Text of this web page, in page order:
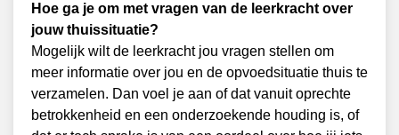
Hoe ga je om met vragen van de leerkracht over
jouw thuissituatie?
Mogelijk wilt de leerkracht jou vragen stellen om
meer informatie over jou en de opvoedsituatie thuis te
verzamelen. Dan voel je aan of dat vanuit oprechte
betrokkenheid en een onderzoekende houding is, of